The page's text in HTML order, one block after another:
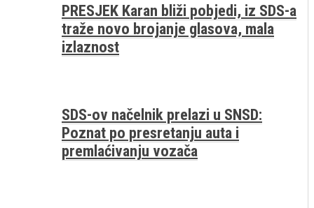
PRESJEK Karan bliži pobjedi, iz SDS-a
traže novo brojanje glasova, mala
izlaznost
SDS-ov načelnik prelazi u SNSD:
Poznat po presretanju auta i
premlaćivanju vozača